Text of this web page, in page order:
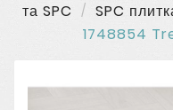
та SPC
SPC
1748854